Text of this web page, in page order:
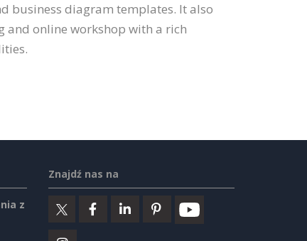
business diagram templates. It also
and online workshop with a rich
z
Znajdź nas na